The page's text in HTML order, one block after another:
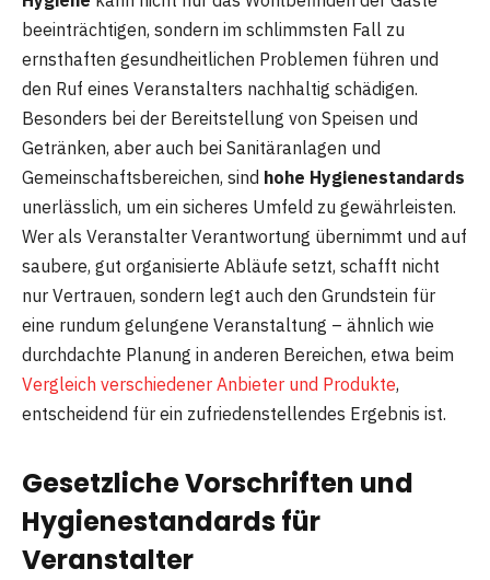
beeinträchtigen, sondern im schlimmsten Fall zu
ernsthaften gesundheitlichen Problemen führen und
den Ruf eines Veranstalters nachhaltig schädigen.
Besonders bei der Bereitstellung von Speisen und
Getränken, aber auch bei Sanitäranlagen und
Gemeinschaftsbereichen, sind hohe Hygienestandards
unerlässlich, um ein sicheres Umfeld zu gewährleisten.
Wer als Veranstalter Verantwortung übernimmt und auf
saubere, gut organisierte Abläufe setzt, schafft nicht
nur Vertrauen, sondern legt auch den Grundstein für
eine rundum gelungene Veranstaltung – ähnlich wie
durchdachte Planung in anderen Bereichen, etwa beim
Vergleich verschiedener Anbieter und Produkte,
entscheidend für ein zufriedenstellendes Ergebnis ist.
Gesetzliche Vorschriften und
Hygienestandards für
Veranstalter